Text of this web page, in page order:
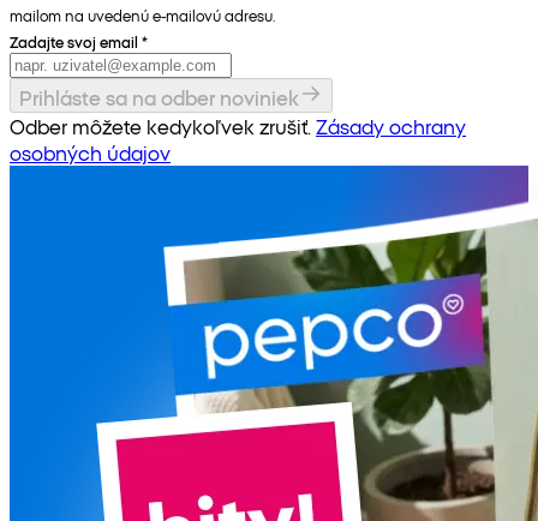
mailom na uvedenú e-mailovú adresu.
Zadajte svoj email *
Prihláste sa na odber noviniek
Odber môžete kedykoľvek zrušiť. Zásady ochrany
osobných údajov